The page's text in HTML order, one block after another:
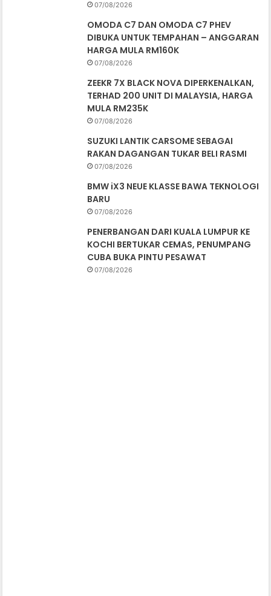
07/08/2026
OMODA C7 DAN OMODA C7 PHEV
DIBUKA UNTUK TEMPAHAN – ANGGARAN
HARGA MULA RM160K
07/08/2026
ZEEKR 7X BLACK NOVA DIPERKENALKAN,
TERHAD 200 UNIT DI MALAYSIA, HARGA
MULA RM235K
07/08/2026
SUZUKI LANTIK CARSOME SEBAGAI
RAKAN DAGANGAN TUKAR BELI RASMI
07/08/2026
BMW iX3 NEUE KLASSE BAWA TEKNOLOGI
BARU
07/08/2026
PENERBANGAN DARI KUALA LUMPUR KE
KOCHI BERTUKAR CEMAS, PENUMPANG
CUBA BUKA PINTU PESAWAT
07/08/2026